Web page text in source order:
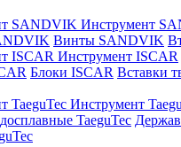
Инструмент
Винты SANDVIK
Инструмент ISCAR
Блоки ISCAR Вставки
Инструмент
TaeguTec